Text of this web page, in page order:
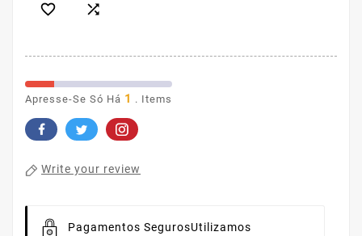
 
Apresse-Se Só Há 1 . Items
Write your review
Pagamentos SegurosUtilizamos